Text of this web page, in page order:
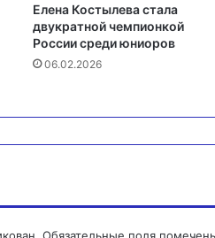
Елена Костылева стала
двукратной чемпионкой
России среди юниоров
06.02.2026
Обязательные поля